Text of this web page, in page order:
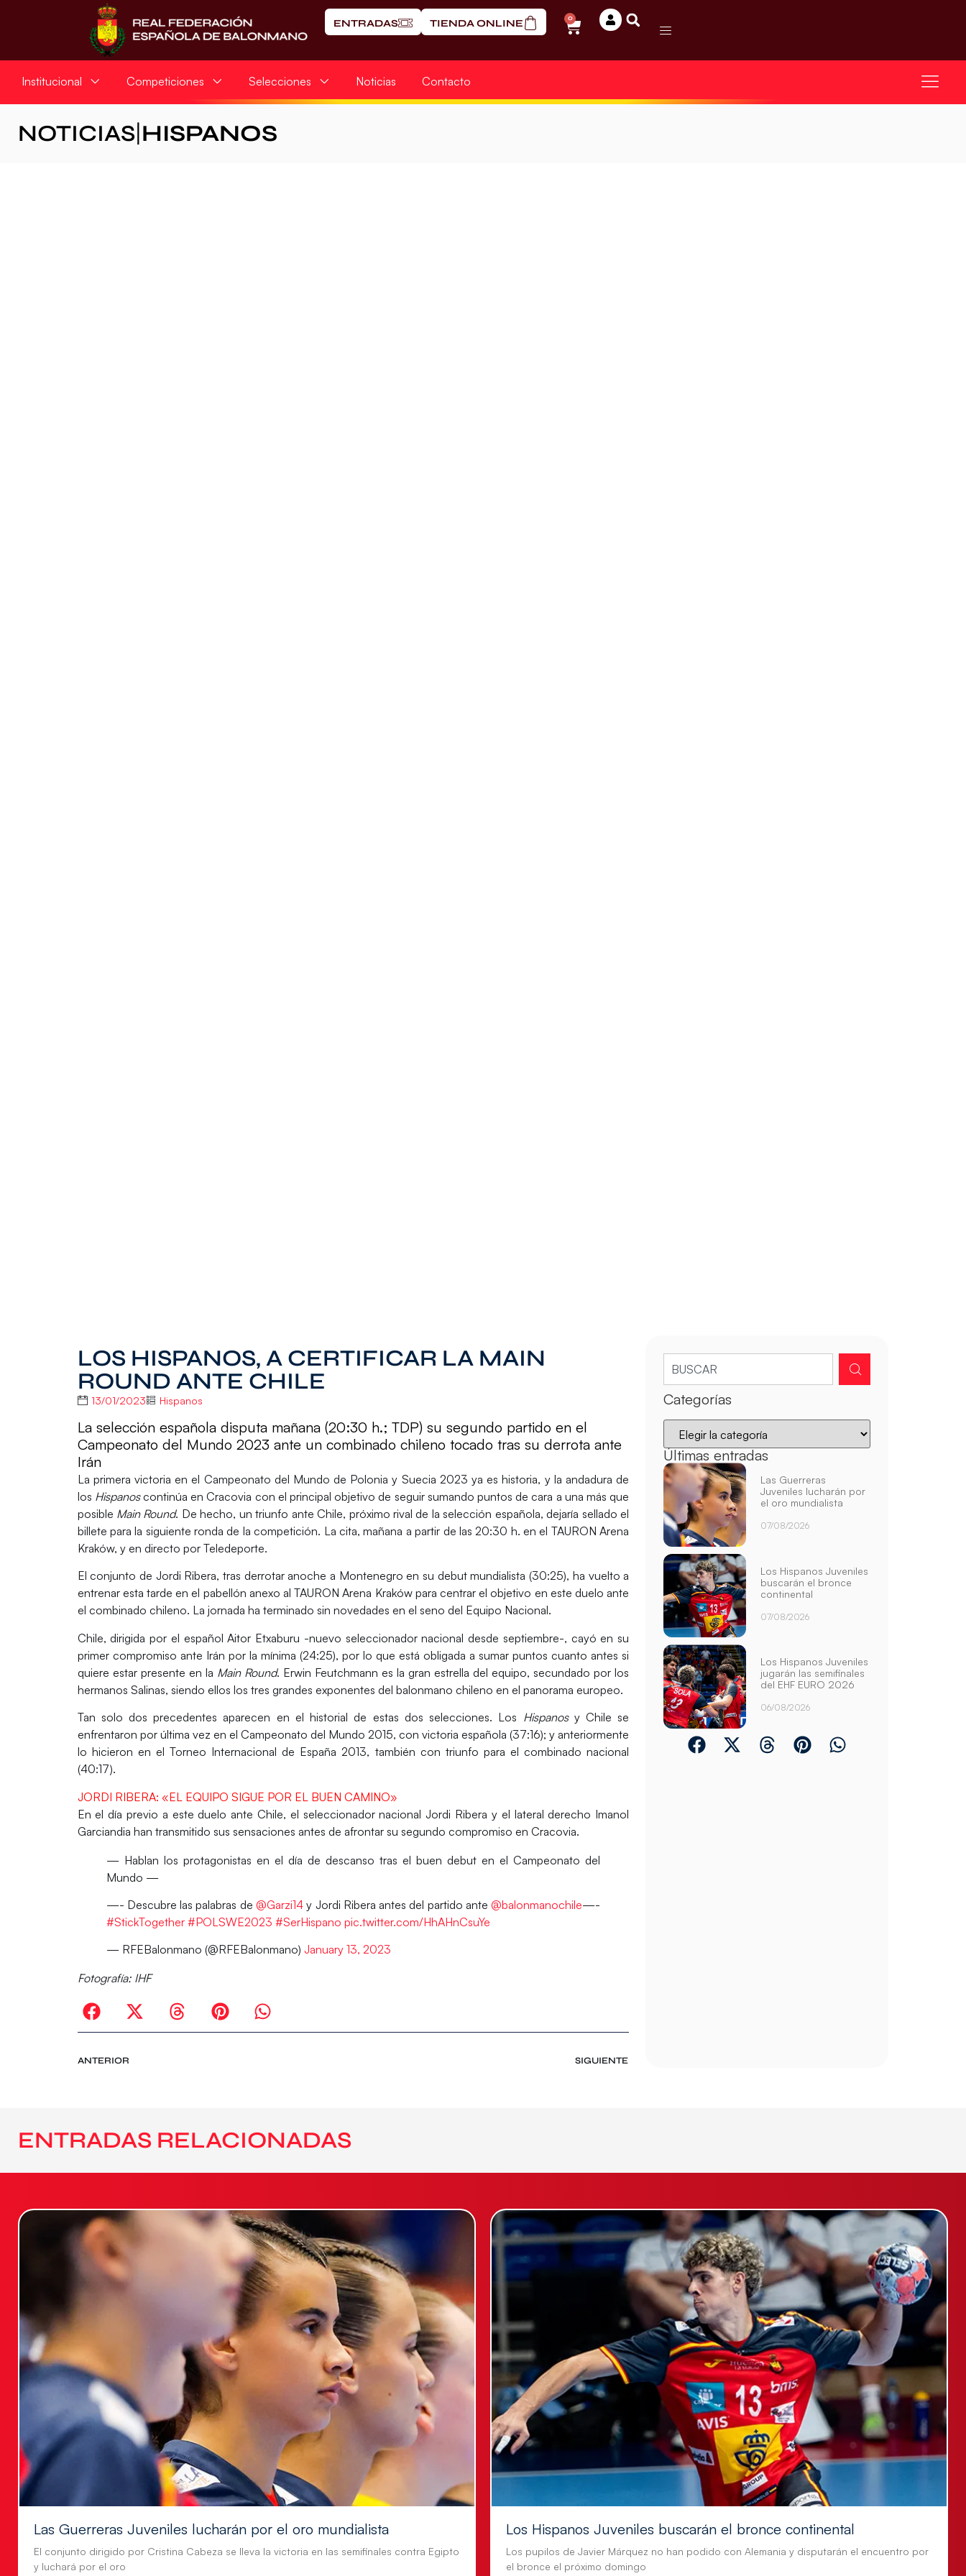
ENTRADAS TIENDA ONLINE 0
Institucional Competiciones Selecciones Noticias Contacto
NOTICIAS HISPANOS
LOS HISPANOS, A CERTIFICAR LA MAIN
ROUND ANTE CHILE
13/01/2023 Hispanos
La selección española disputa mañana (20:30 h.; TDP) su segundo partido en el
Campeonato del Mundo 2023 ante un combinado chileno tocado tras su derrota ante
Irán
La primera victoria en el Campeonato del Mundo de Polonia y Suecia 2023 ya es historia, y la andadura de
los Hispanoscontinúa en Cracovia con el principal objetivo de seguir sumando puntos de cara a una más que
posible Main Round. De hecho, un triunfo anteChile, próximo rival de la selección española, dejaría sellado el
billete para la siguiente ronda de la competición. La cita,mañana a partir de las 20:30 h. en el TAURON Arena
Kraków, y en directo por Teledeporte.
El conjunto de Jordi Ribera, tras derrotar anoche a Montenegro en su debut mundialista (30:25), ha vuelto a
entrenar esta tarde en el pabellón anexo al TAURON Arena Kraków para centrar el objetivo en este duelo ante
el combinado chileno. La jornada ha terminado sin novedades en el seno del Equipo Nacional.
Chile, dirigida por el españolAitor Etxaburu -nuevo seleccionador nacional desde septiembre-, cayó en su
primer compromiso ante Irán por la mínima (24:25), por lo que está obligada a sumar puntos cuanto antes si
quiere estar presente en la Main Round. Erwin Feutchmann es la gran estrella del equipo, secundado por los
hermanos Salinas, siendo ellos los tres grandes exponentes del balonmano chileno en el panorama europeo.
Tan solo dos precedentes aparecen en el historial de estas dos selecciones. Los Hispanosy Chile se
enfrentaron por última vez en el Campeonato del Mundo 2015, con victoria española (37:16); y anteriormente
lo hicieron en el Torneo Internacional de España 2013, también con triunfo para el combinado nacional
(40:17).
JORDI RIBERA: «EL EQUIPO SIGUE POR EL BUEN CAMINO»
En el día previo a este duelo ante Chile, el seleccionador nacionalJordi Ribera y el lateral derecho Imanol
Garciandia han transmitido sus sensaciones antes de afrontar su segundo compromiso en Cracovia.
— Hablan los protagonistas en el día de descanso tras el buen debut en el Campeonato del
Mundo —
—- Descubre las palabras de @Garzi14y Jordi Ribera antes del partido ante@balonmanochile—-
#StickTogether #POLSWE2023 #SerHispano pic.twitter.com/HhAHnCsuYe
— RFEBalonmano (@RFEBalonmano) January 13, 2023
Fotografía: IHF
ANTERIOR SIGUIENTE
Categorías
Últimas entradas
Las Guerreras
Juveniles lucharán por
el oro mundialista
07/08/2026
Los Hispanos Juveniles
buscarán el bronce
continental
07/08/2026
Los Hispanos Juveniles
jugarán las semifinales
del EHF EURO 2026
06/08/2026
ENTRADAS RELACIONADAS
Las Guerreras Juveniles lucharán por el oro mundialista
El conjunto dirigido por Cristina Cabeza se lleva la victoria en las semifinales contra Egipto
y luchará por el oro
Los Hispanos Juveniles buscarán el bronce continental
Los pupilos de Javier Márquez no han podido con Alemania y disputarán el encuentro por
el bronce el próximo domingo